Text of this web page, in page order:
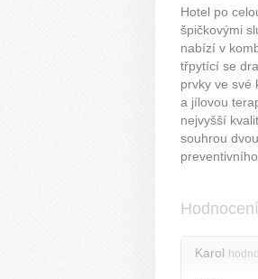
Hotel po
špičkovými
nabízí v
třpytící se
prvky ve své
a jílovou
nejvyšší
souhrou
Karol